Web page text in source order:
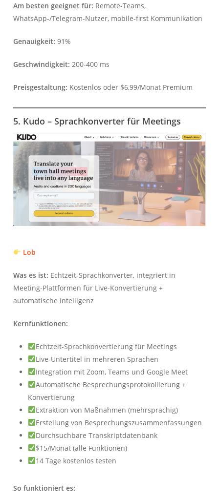
Am besten geeignet für: Remote-Teams,
WhatsApp-/Telegram-Nutzer, mobile-first Kommunikation
Genauigkeit: 91%
Geschwindigkeit: 200-400 ms
Preisgestaltung: Kostenlos oder $6,99/Monat Premium
5. Kudo – Sprachkonverter für Meetings
Lob
Was es ist: Echtzeit-Sprachkonverter, integriert in
Meeting-Plattformen für Live-Konvertierung +
automatische Intelligenz
Kernfunktionen:
Echtzeit-Sprachkonvertierung für Meetings
Live-Untertitel in mehreren Sprachen
Integration mit Zoom, Teams und Google Meet
Automatische Besprechungsprotokollierung +
Konvertierung
Extraktion von Maßnahmen (mehrsprachig)
Erstellung von Besprechungszusammenfassungen
Durchsuchbare Transkriptdatenbank
$15/Monat (alle Funktionen)
14 Tage kostenlos testen
So funktioniert es: